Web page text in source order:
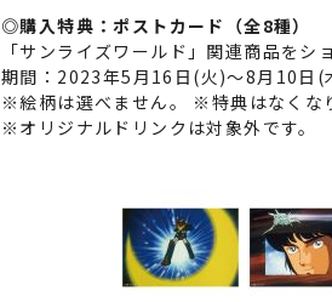
◎購入特典：ポストカード（全8種）
「サンライズワールド」関連商品を
期間：2023年5月16日(火)～8月10日(
※絵柄は選べません。 ※特典はなくな
※オリジナルドリンクは対象外です。